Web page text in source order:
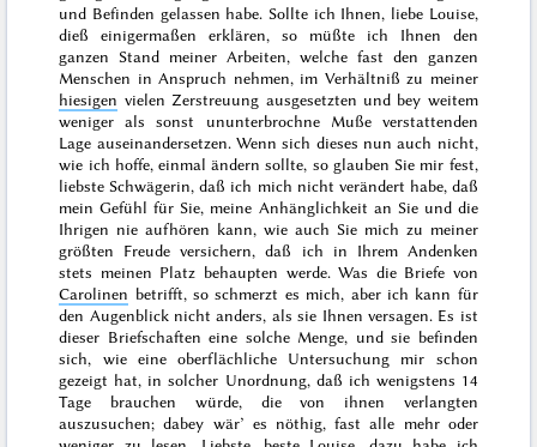
und Befinden gelassen habe. Sollte ich Ihnen, liebe Louise,
dieß einigermaßen erklären, so müßte ich Ihnen den
ganzen Stand meiner Arbeiten, welche fast den ganzen
Menschen in Anspruch nehmen, im Verhältniß zu meiner
hiesigen vielen Zerstreuung ausgesetzten und bey weitem
weniger als sonst ununterbrochne Muße verstattenden
Lage auseinandersetzen. Wenn sich dieses nun auch nicht,
wie ich hoffe, einmal ändern sollte, so glauben Sie mir fest,
liebste Schwägerin, daß ich mich nicht verändert habe, daß
mein Gefühl für Sie, meine Anhänglichkeit an Sie und die
Ihrigen nie aufhören kann, wie auch Sie mich zu meiner
größten Freude versichern, daß ich in Ihrem Andenken
stets meinen Platz behaupten werde. Was die Briefe von
Carolinen betrifft, so schmerzt es mich, aber ich kann für
den Augenblick nicht anders, als sie Ihnen versagen. Es ist
dieser Briefschaften eine solche Menge, und sie befinden
sich, wie eine oberflächliche Untersuchung mir schon
gezeigt hat, in solcher Unordnung, daß ich wenigstens 14
Tage brauchen würde, die von ihnen verlangten
auszusuchen; dabey wär’ es nöthig, fast alle mehr oder